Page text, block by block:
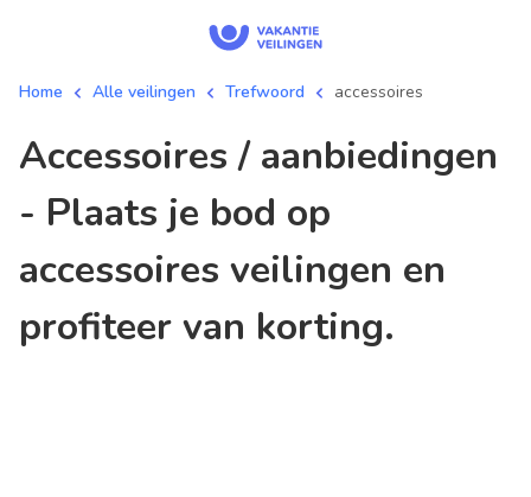
Home Alle veilingen Trefwoord accessoires
accessoires / aanbiedingen
- Plaats je bod op
accessoires veilingen en
profiteer van korting.